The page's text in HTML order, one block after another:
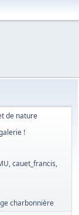
de nature
!
,cauet_francis,
charbonnière